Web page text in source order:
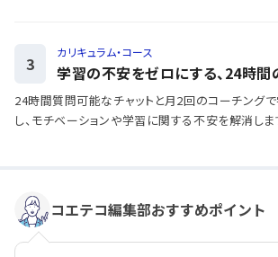
3
カリキュラム・コース
学習の不安をゼロにする、24時間
24時間質問可能なチャットと月2回のコーチング
し、モチベーションや学習に関する不安を解消しま
コエテコ編集部おすすめポイント